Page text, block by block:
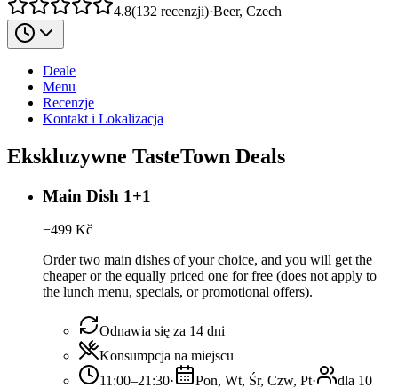
4.8(132 recenzji)·Beer, Czech
Deale
Menu
Recenzje
Kontakt i Lokalizacja
Ekskluzywne TasteTown Deals
Main Dish 1+1
−499 Kč
Order two main dishes of your choice, and you will get the
cheaper or the equally priced one for free (does not apply to
the lunch menu, specials, or promotional offers).
Odnawia się za 14 dni
Konsumpcja na miejscu
11:00–21:30· Pon, Wt, Śr, Czw, Pt·
dla 10